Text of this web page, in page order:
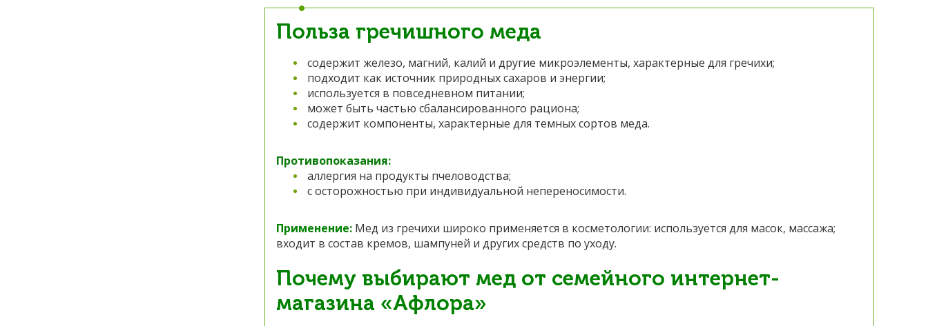
Польза гречишного меда
содержит железо, магний, калий и другие микроэлементы, характерные для гречихи;
подходит как источник природных сахаров и энергии;
используется в повседневном питании;
может быть частью сбалансированного рациона;
содержит компоненты, характерные для темных сортов меда.
Противопоказания:
аллергия на продукты пчеловодства;
с осторожностью при индивидуальной непереносимости.
Применение: Мед из гречихи широко применяется в косметологии: используется для масок, массажа;
входит в состав кремов, шампуней и других средств по уходу.
Почему выбирают мед от семейного интернет-
магазина «Афлора»